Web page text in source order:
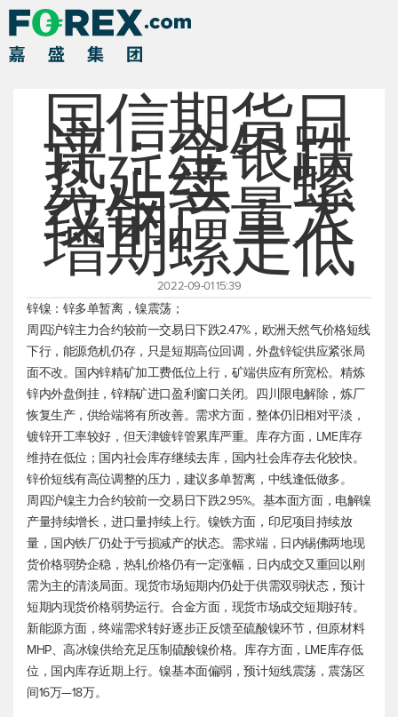
国信期货日
评：金银跌
势延续，螺
纹钢产量大
增期螺走低
2022-09-01 15:39
锌镍：锌多单暂离，镍震荡；
周四沪锌主力合约较前一交易日下跌2.47%，欧洲天然气价格短线
下行，能源危机仍存，只是短期高位回调，外盘锌锭供应紧张局
面不改。国内锌精矿加工费低位上行，矿端供应有所宽松。精炼
锌内外盘倒挂，锌精矿进口盈利窗口关闭。四川限电解除，炼厂
恢复生产，供给端将有所改善。需求方面，整体仍旧相对平淡，
镀锌开工率较好，但天津镀锌管累库严重。库存方面，LME库存
维持在低位；国内社会库存继续去库，国内社会库存去化较快。
锌价短线有高位调整的压力，建议多单暂离，中线逢低做多。
周四沪镍主力合约较前一交易日下跌2.95%。基本面方面，电解镍
产量持续增长，进口量持续上行。镍铁方面，印尼项目持续放
量，国内铁厂仍处于亏损减产的状态。需求端，日内锡佛两地现
货价格弱势企稳，热轧价格仍有一定涨幅，日内成交又重回以刚
需为主的清淡局面。现货市场短期内仍处于供需双弱状态，预计
短期内现货价格弱势运行。合金方面，现货市场成交短期好转。
新能源方面，终端需求转好逐步正反馈至硫酸镍环节，但原材料
MHP、高冰镍供给充足压制硫酸镍价格。库存方面，LME库存低
位，国内库存近期上行。镍基本面偏弱，预计短线震荡，震荡区
间16万—18万。